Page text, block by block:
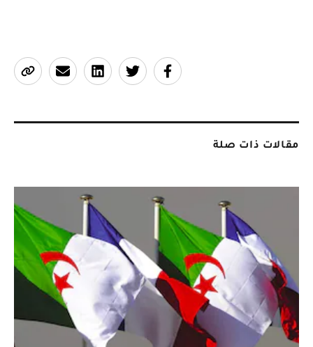
مقالات ذات صلة